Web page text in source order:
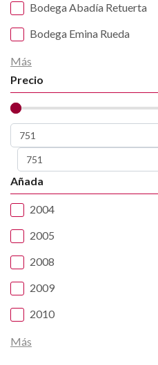
Bodega Abadía Retuerta
Bodega Emina Rueda
Más
Precio
Añada
2004
2005
2008
2009
2010
Más